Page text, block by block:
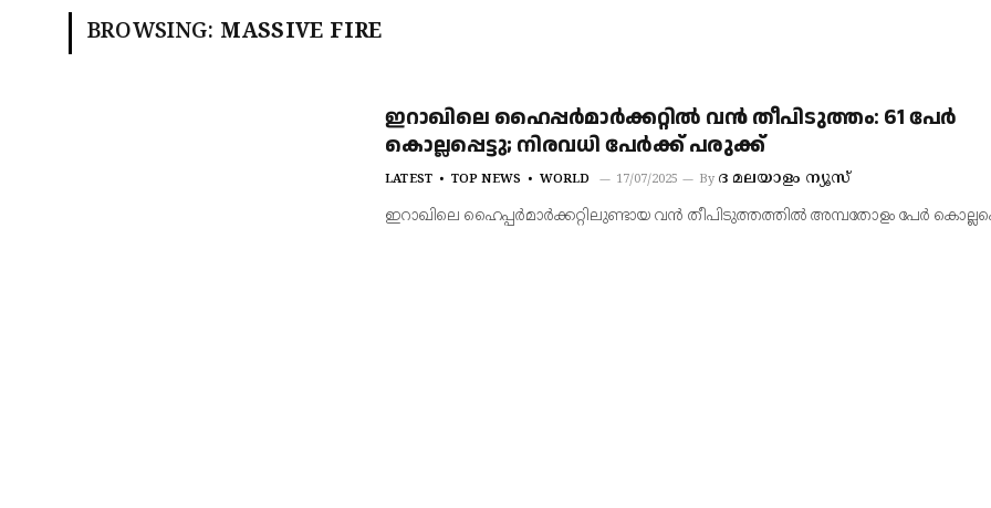
BROWSING: MASSIVE FIRE
ഇറാഖിലെ ഹൈപ്പർമാർക്കറ്റിൽ വൻ തീപിടുത്തം: 61 പേർ
കൊല്ലപ്പെട്ടു; നിരവധി പേർക്ക് പരുക്ക്
LATEST TOP NEWS WORLD 17/07/2025 By ദ മലയാളം ന്യൂസ്
ഇറാഖിലെ ഹൈപ്പർമാർക്കറ്റിലുണ്ടായ വൻ തീപിടുത്തത്തിൽ അമ്പതോളം പേർ